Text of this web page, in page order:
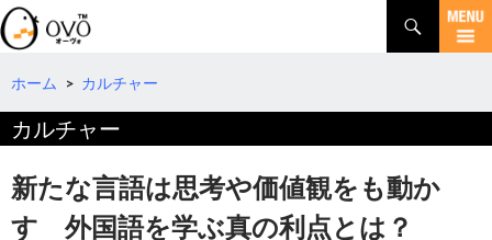
検
索
コ
テ
ツ
へ
移
動
ホーム > カルチャー
カルチャー
新たな言語は思考や価値観をも動か
す 外国語を学ぶ真の利点とは？